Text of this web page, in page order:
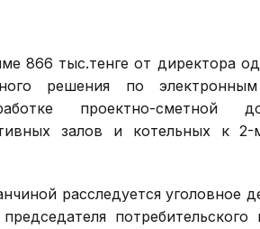
866 тыс.тенге от директора
решения по
проектно-сметной
залов и котельных к
расследуется уголовное
потребительского